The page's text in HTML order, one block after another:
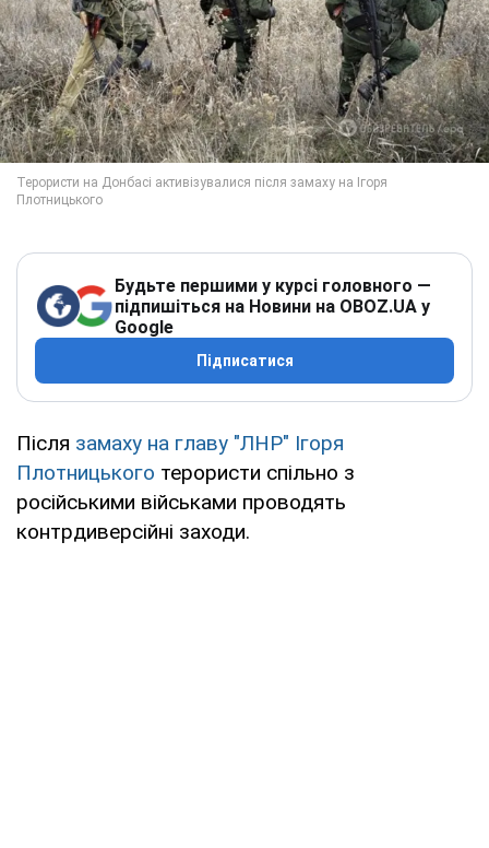
Будьте першими у курсі головного —
підпишіться на Новини на OBOZ.UA у
Google
Підписатися
Після замаху на главу "ЛНР" Ігоря
Плотницького терористи спільно з
російськими військами проводять
контрдиверсійні заходи.